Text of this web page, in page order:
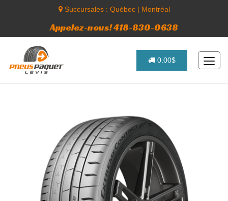
Succursales : Québec| Montréal
Appelez-nous! 418-830-0638
0.00$